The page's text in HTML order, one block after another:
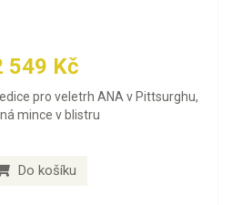
549 Kč
pro veletrh ANA v Pittsurghu,
mince v blistru
Do košíku